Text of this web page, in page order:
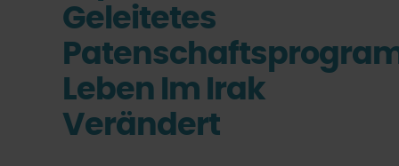
Geleitetes
Leben Im Irak
Verändert